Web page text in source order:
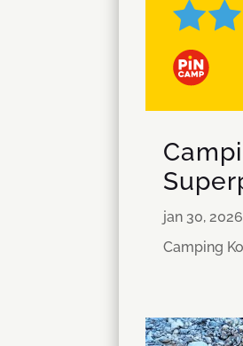
jan 30, 2026
Camping